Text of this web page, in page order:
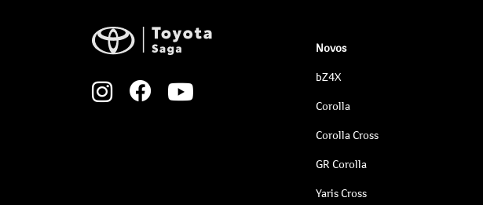
Novos
bZ4X
Corolla
Corolla Cross
GR Corolla
Yaris Cross